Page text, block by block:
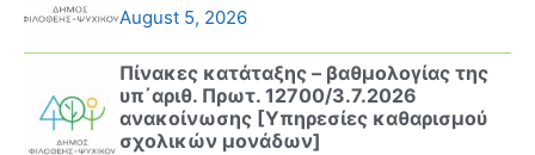
August 5, 2026
Πίνακες κατάταξης – βαθμολογίας της
υπ΄αριθ. Πρωτ. 12700/3.7.2026
ανακοίνωσης [Υπηρεσίες καθαρισμού
σχολικών μονάδων]